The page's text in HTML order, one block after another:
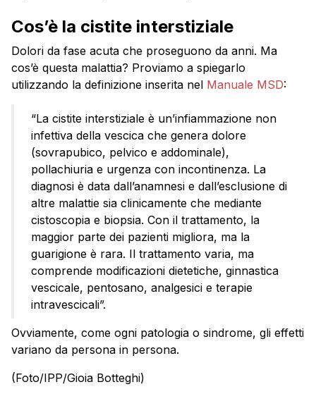
Cos’è la cistite interstiziale
Dolori da fase acuta che proseguono da anni. Ma
cos’è questa malattia? Proviamo a spiegarlo
utilizzando la definizione inserita nel Manuale MSD:
“La cistite interstiziale è un’infiammazione non
infettiva della vescica che genera dolore
(sovrapubico, pelvico e addominale),
pollachiuria e urgenza con incontinenza. La
diagnosi è data dall’anamnesi e dall’esclusione di
altre malattie sia clinicamente che mediante
cistoscopia e biopsia. Con il trattamento, la
maggior parte dei pazienti migliora, ma la
guarigione è rara. Il trattamento varia, ma
comprende modificazioni dietetiche, ginnastica
vescicale, pentosano, analgesici e terapie
intravescicali”.
Ovviamente, come ogni patologia o sindrome, gli effetti
variano da persona in persona.
(Foto/IPP/Gioia Botteghi)